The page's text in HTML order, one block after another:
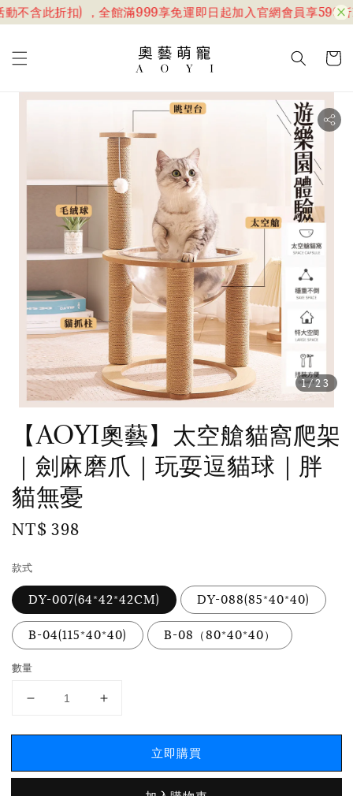
不含此折扣) ，全館滿999享免運即日起加入官網會員享599
1/23
【AOYI奧藝】太空艙貓窩爬架
｜劍麻磨爪｜玩耍逗貓球｜胖
貓無憂
Regular
NT$ 398
款式
DY-007(64*42*42CM) DY-088(85*40*40)
B-04(115*40*40) B-08（80*40*40）
數量
立即購買